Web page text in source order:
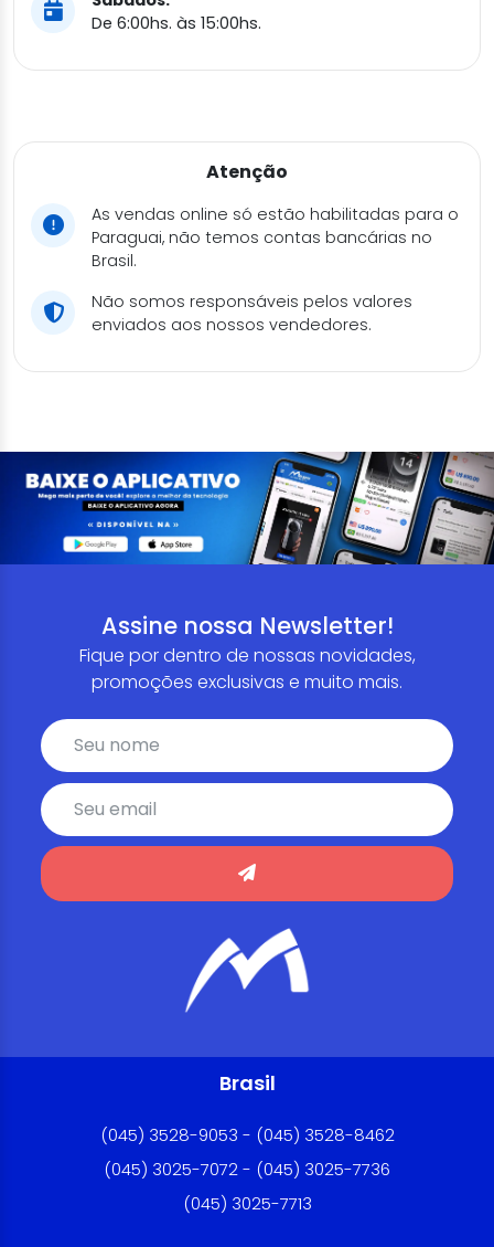
De 6:00hs. às 15:00hs.
Atenção
As vendas online só estão habilitadas para o
Paraguai, não temos contas bancárias no
Brasil.
Não somos responsáveis pelos valores
enviados aos nossos vendedores.
Assine nossa Newsletter!
Fique por dentro de nossas novidades,
promoções exclusivas e muito mais.
Brasil
(045) 3528-9053 - (045) 3528-8462
(045) 3025-7072 - (045) 3025-7736
(045) 3025-7713